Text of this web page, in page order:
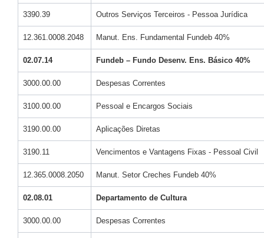
3390.39 Outros Serviços Terceiros - Pessoa Jurídica
12.361.0008.2048 Manut. Ens. Fundamental Fundeb 40%
02.07.14 Fundeb – Fundo Desenv. Ens. Básico 40%
3000.00.00 Despesas Correntes
3100.00.00 Pessoal e Encargos Sociais
3190.00.00 Aplicações Diretas
3190.11 Vencimentos e Vantagens Fixas - Pessoal Civil
12.365.0008.2050 Manut. Setor Creches Fundeb 40%
02.08.01 Departamento de Cultura
3000.00.00 Despesas Correntes